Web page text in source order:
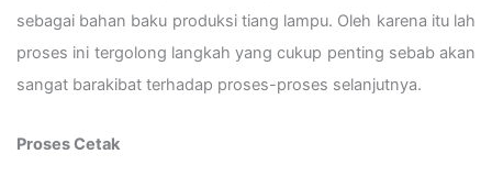
sebagai bahan baku produksi tiang lampu. Oleh karena itu lah
proses ini tergolong langkah yang cukup penting sebab akan
sangat barakibat terhadap proses-proses selanjutnya.
Proses Cetak